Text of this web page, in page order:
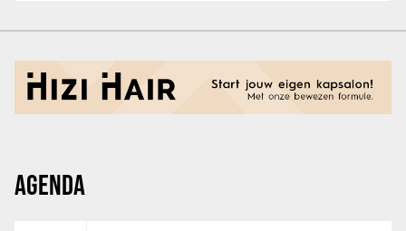
AGENDA